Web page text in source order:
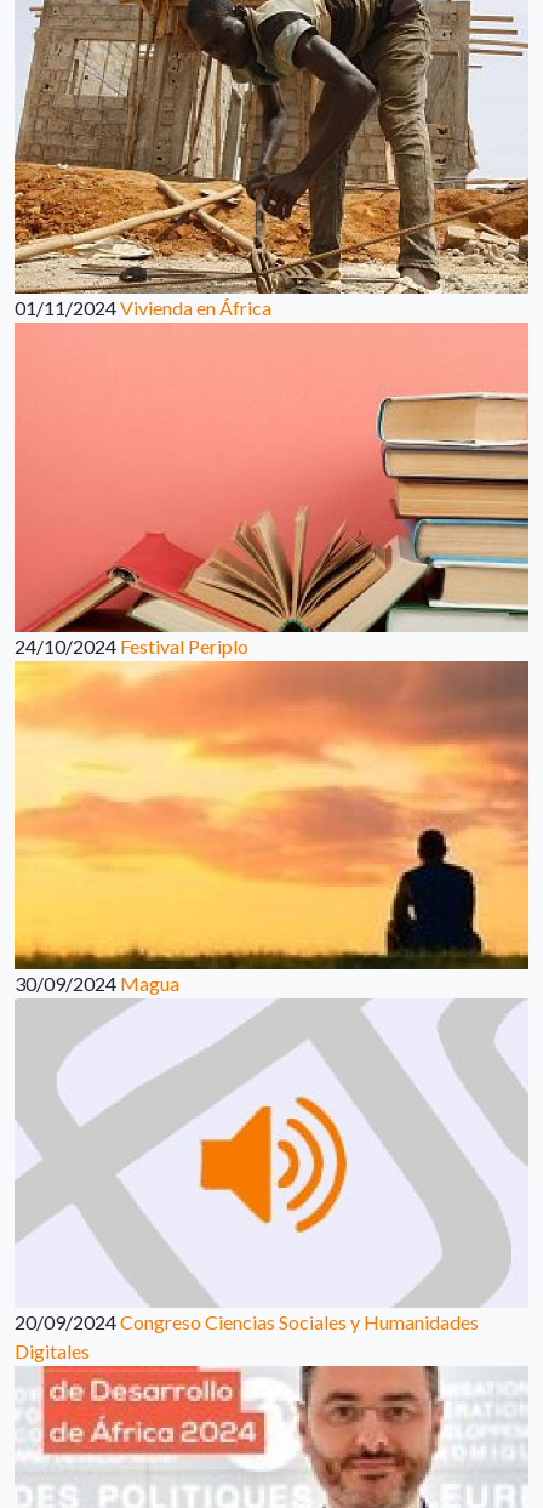
01/11/2024Vivienda en África
24/10/2024 Festival Periplo
30/09/2024 Magua
20/09/2024Congreso Ciencias Sociales y Humanidades
Digitales